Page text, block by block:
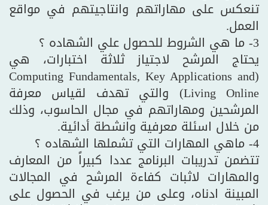
تنعكس على مهاراتهم وانتاجيتهم في مواقع
العمل.
3- ما هي الشروط للحصول علي الشهاده ؟
يحتاج المرشح لاجتياز ثلاثة اختبارات، هي
(Computing Fundamentals, Key Applications and
Living Online) والتي تهدف لقياس معرفة
المرشحين ومهاراتهم في مجال الحاسوب، وذلك
من خلال اسئلة معرفية وانشطة أدائية.
4- ماهي المهارات التي تشملها الشهاده ؟
تتضمن تدريبات البرنامج عددا كبيراً من المعارف
والمهارات لاثبات كفاءة المرشح في المجالات
المبينة ادناه، وعلى من يرغب في الحصول على